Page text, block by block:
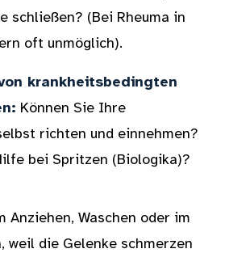
schließen? (Bei Rheuma in
oft unmöglich).
krankheitsbedingten
Können Sie Ihre
richten und einnehmen?
bei Spritzen (Biologika)?
Anziehen, Waschen oder im
weil die Gelenke schmerzen